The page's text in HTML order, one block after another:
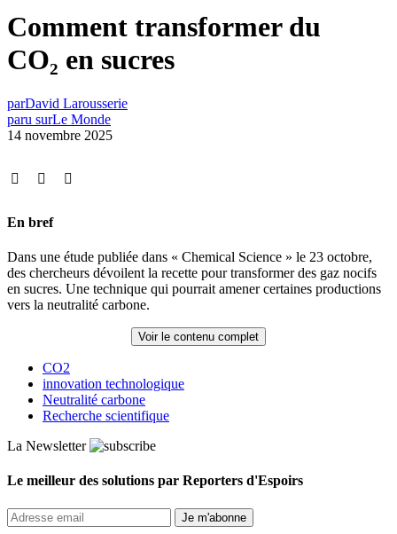
Comment transformer du
CO₂ en sucres
parDavid Larousserie
paru surLe Monde
14 novembre 2025
En bref
Dans une étude publiée dans « Chemical Science » le 23 octobre,
des chercheurs dévoilent la recette pour transformer des gaz nocifs
en sucres. Une technique qui pourrait amener certaines productions
vers la neutralité carbone.
Voir le contenu complet
CO2
innovation technologique
Neutralité carbone
Recherche scientifique
La Newsletter
Le meilleur des solutions par Reporters d'Espoirs